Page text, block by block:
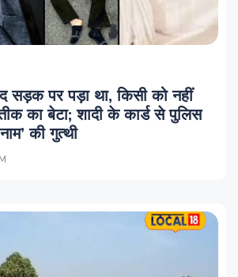
सड़क पर पड़ा था, किसी को नहीं
का बेटा; शादी के कार्ड से पुलिस
की गुत्थी